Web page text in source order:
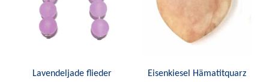
Lavendeljade flieder
Eisenkiesel Hämatitquarz